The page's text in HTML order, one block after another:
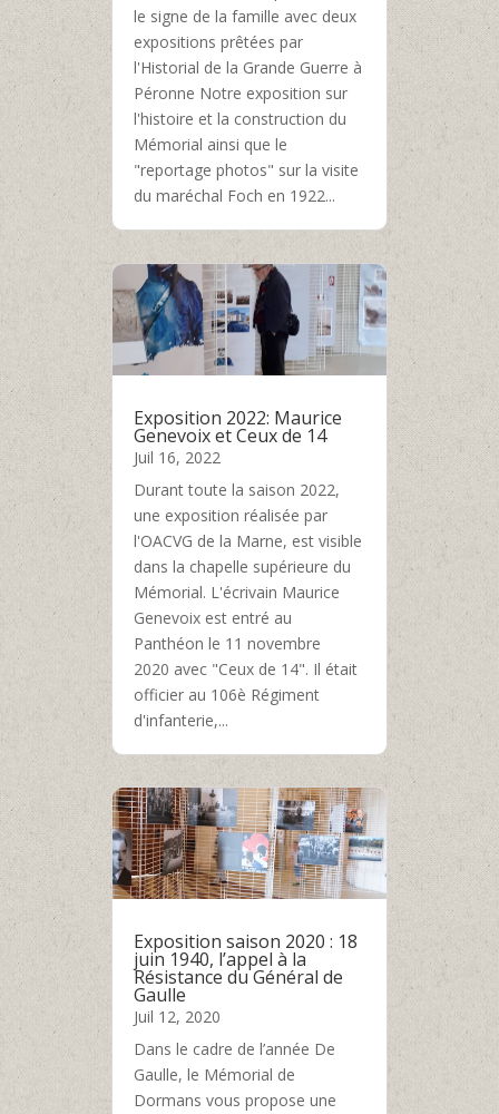
le signe de la famille avec deux
expositions prêtées par
l'Historial de la Grande Guerre à
Péronne Notre exposition sur
l'histoire et la construction du
Mémorial ainsi que le
"reportage photos" sur la visite
du maréchal Foch en 1922...
Exposition 2022: Maurice
Genevoix et Ceux de 14
Juil 16, 2022
Durant toute la saison 2022,
une exposition réalisée par
l'OACVG de la Marne, est visible
dans la chapelle supérieure du
Mémorial. L'écrivain Maurice
Genevoix est entré au
Panthéon le 11 novembre
2020 avec "Ceux de 14". Il était
officier au 106è Régiment
d'infanterie,...
Exposition saison 2020 : 18
juin 1940, l’appel à la
Résistance du Général de
Gaulle
Juil 12, 2020
Dans le cadre de l’année De
Gaulle, le Mémorial de
Dormans vous propose une